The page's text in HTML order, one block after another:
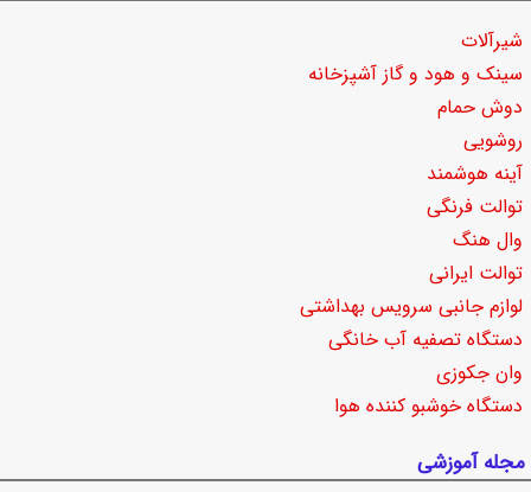
شیرآلات
سینک و هود و گاز آشپزخانه
دوش حمام
روشویی
آینه هوشمند
توالت فرنگی
وال هنگ
توالت ایرانی
لوازم جانبی سرویس بهداشتی
دستگاه تصفیه آب خانگی
وان جکوزی
دستگاه خوشبو کننده هوا
مجله آموزشی